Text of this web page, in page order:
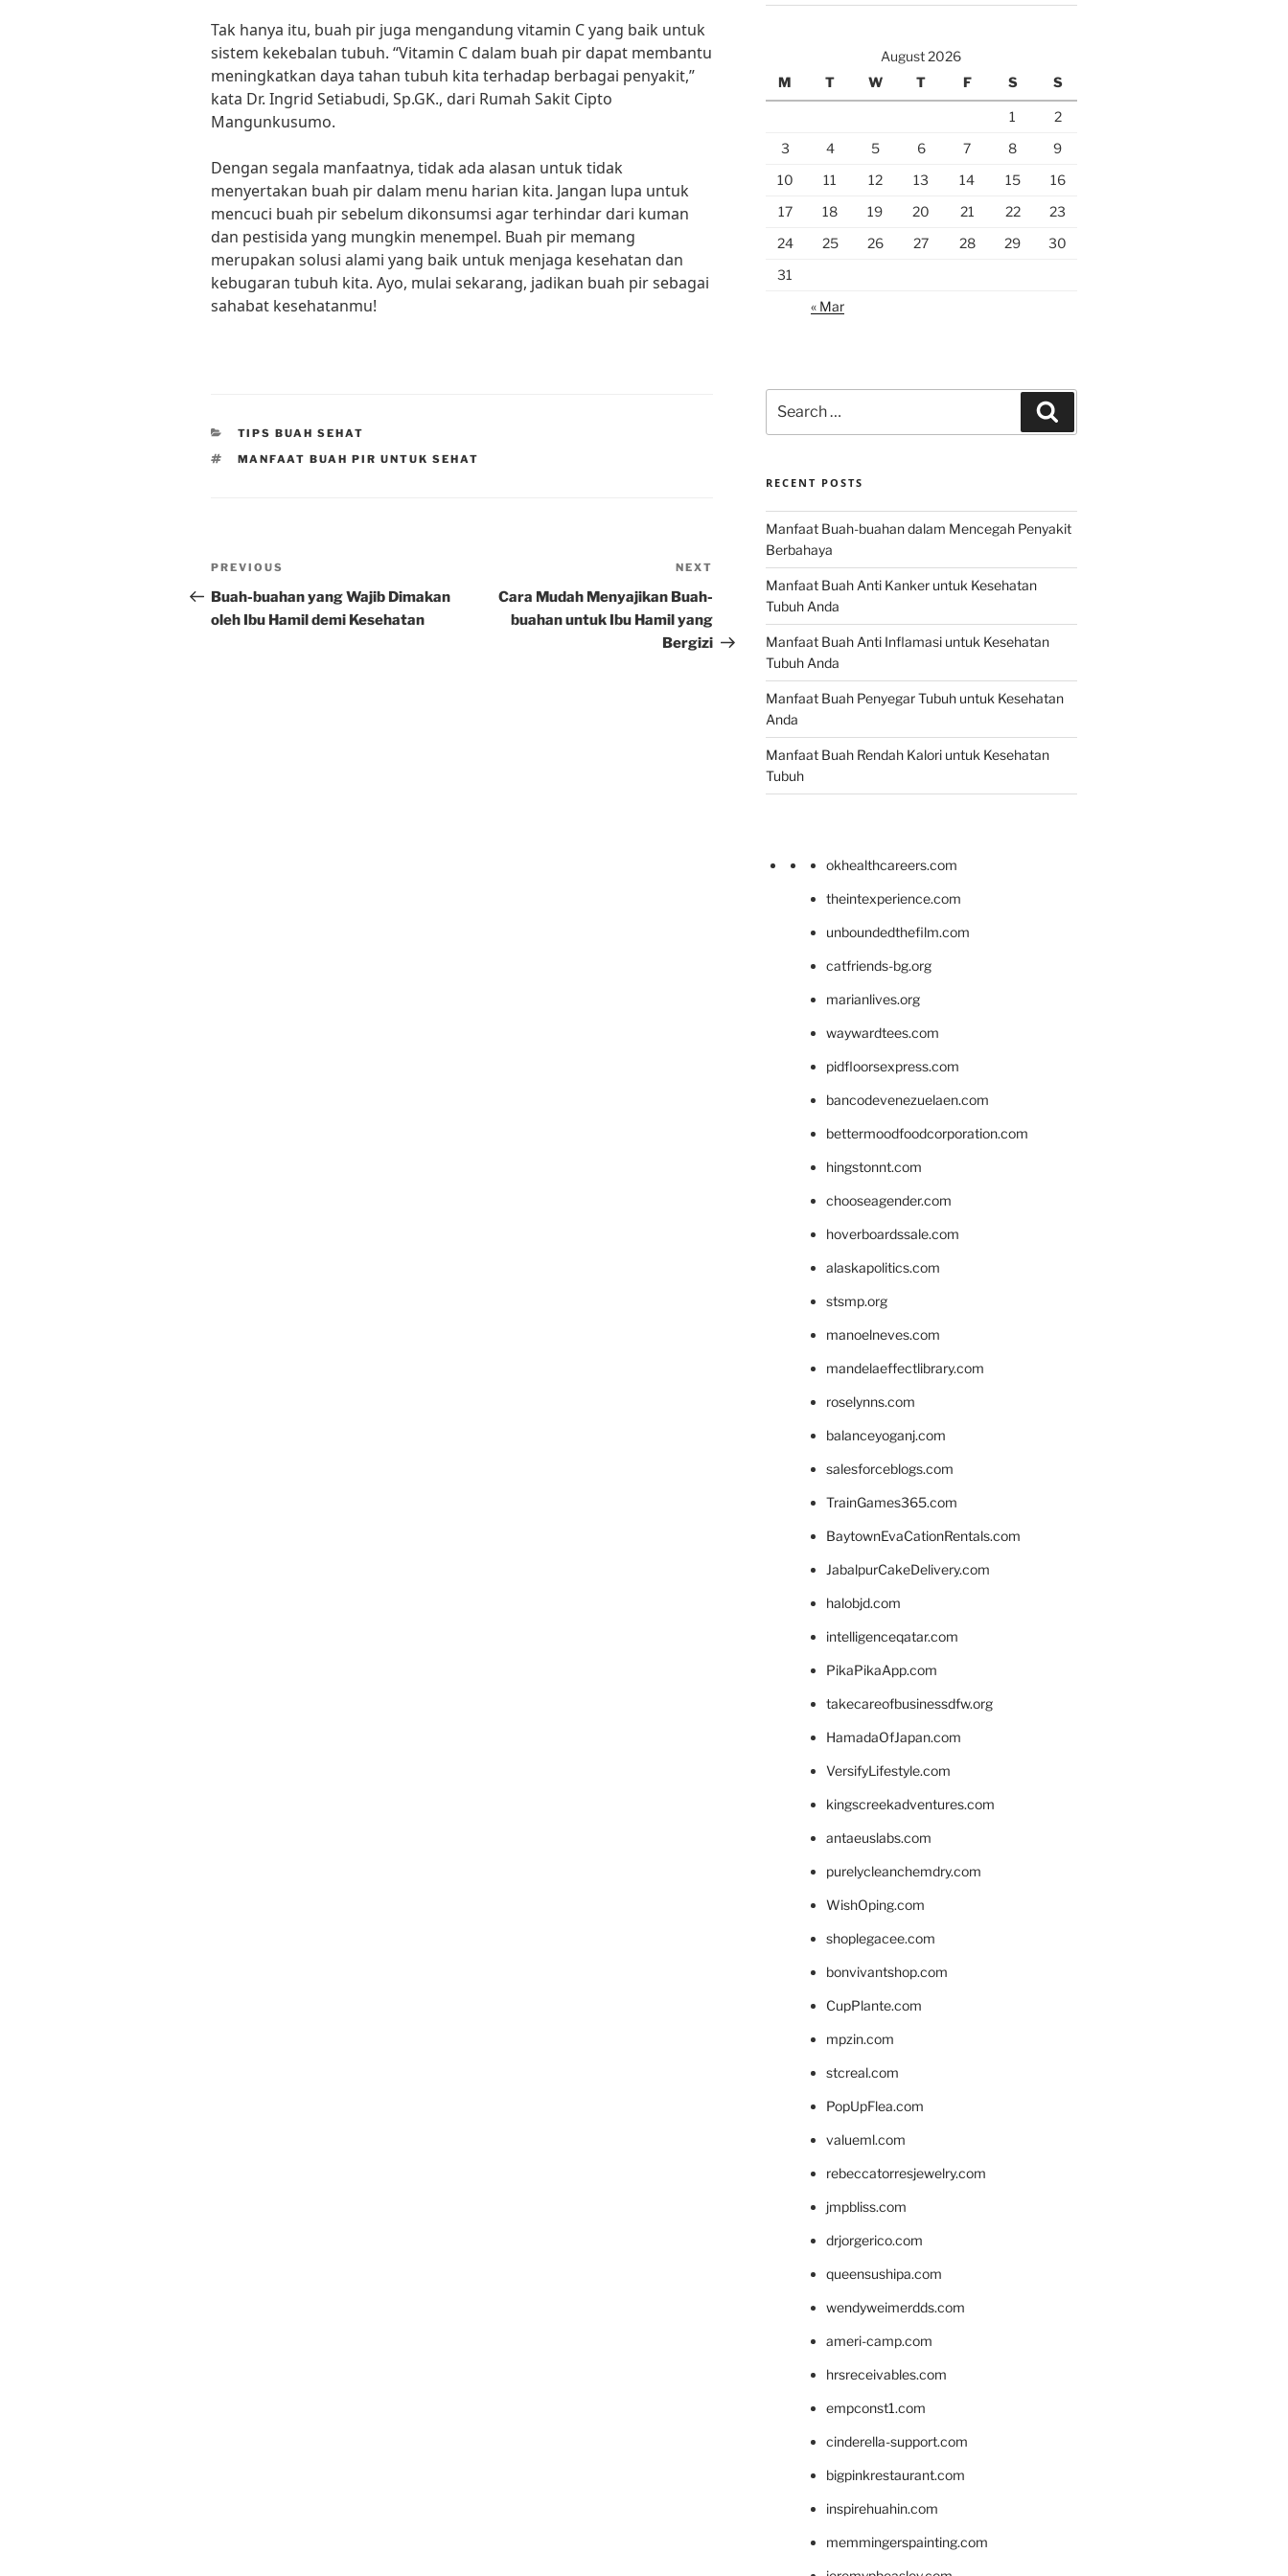
Tak hanya itu, buah pir juga mengandung vitamin C yang baik untuk
sistem kekebalan tubuh. “Vitamin C dalam buah pir dapat membantu
meningkatkan daya tahan tubuh kita terhadap berbagai penyakit,”
kata Dr. Ingrid Setiabudi, Sp.GK., dari Rumah Sakit Cipto
Mangunkusumo.
Dengan segala manfaatnya, tidak ada alasan untuk tidak
menyertakan buah pir dalam menu harian kita. Jangan lupa untuk
mencuci buah pir sebelum dikonsumsi agar terhindar dari kuman
dan pestisida yang mungkin menempel. Buah pir memang
merupakan solusi alami yang baik untuk menjaga kesehatan dan
kebugaran tubuh kita. Ayo, mulai sekarang, jadikan buah pir sebagai
sahabat kesehatanmu!
CATEGORIES
TIPS BUAH SEHAT
TAGS
MANFAAT BUAH PIR UNTUK SEHAT
Post
navigation
Previous
Post
PREVIOUS
Buah-buahan yang Wajib Dimakan
oleh Ibu Hamil demi Kesehatan
NEXT
Cara Mudah Menyajikan Buah-
buahan untuk Ibu Hamil yang
Bergizi
August 2026
M
T W T F S S
1
2
3
4 5 6 7 8
9
10
11 12 13 14 15
16
17
18 19 20 21 22
23
24
25 26 27 28 29
30
31
« Mar
for:
RECENT POSTS
Manfaat Buah-buahan dalam Mencegah Penyakit
Berbahaya
Manfaat Buah Anti Kanker untuk Kesehatan
Tubuh Anda
Manfaat Buah Anti Inflamasi untuk Kesehatan
Tubuh Anda
Manfaat Buah Penyegar Tubuh untuk Kesehatan
Anda
Manfaat Buah Rendah Kalori untuk Kesehatan
Tubuh
okhealthcareers.com
theintexperience.com
unboundedthefilm.com
catfriends-bg.org
marianlives.org
waywardtees.com
pidfloorsexpress.com
bancodevenezuelaen.com
bettermoodfoodcorporation.com
hingstonnt.com
chooseagender.com
hoverboardssale.com
alaskapolitics.com
stsmp.org
manoelneves.com
mandelaeffectlibrary.com
roselynns.com
balanceyoganj.com
salesforceblogs.com
TrainGames365.com
BaytownEvaCationRentals.com
JabalpurCakeDelivery.com
halobjd.com
intelligenceqatar.com
PikaPikaApp.com
takecareofbusinessdfw.org
HamadaOfJapan.com
VersifyLifestyle.com
kingscreekadventures.com
antaeuslabs.com
purelycleanchemdry.com
WishOping.com
shoplegacee.com
bonvivantshop.com
CupPlante.com
mpzin.com
stcreal.com
PopUpFlea.com
valueml.com
rebeccatorresjewelry.com
jmpbliss.com
drjorgerico.com
queensushipa.com
wendyweimerdds.com
ameri-camp.com
hrsreceivables.com
empconst1.com
cinderella-support.com
bigpinkrestaurant.com
inspirehuahin.com
memmingerspainting.com